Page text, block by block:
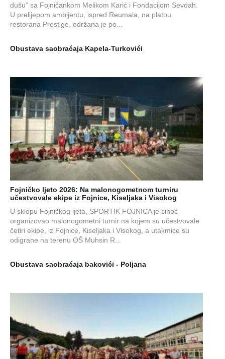
dušu“ sa Fojničankom Melikom Karić i Fondacijom Sevdah.
U prelijepom ambijentu, ispred Reumala, na platou
restorana Prestige, održana je po...
Obustava saobraćaja Kapela-Turkovići
Fojničko ljeto 2026: Na malonogometnom turniru
učestvovale ekipe iz Fojnice, Kiseljaka i Visokog
U sklopu Fojničkog ljeta, SPORTIK FOJNICA je sinoć
organizovao malonogometni turnir na kojem su učestvovale
četiri ekipe, iz Fojnice, Kiseljaka i Visokog, a utakmice su
odigrane na terenu OŠ Muhsin R...
Obustava saobraćaja bakovići - Poljana